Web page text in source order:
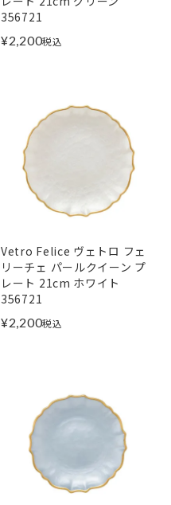
356721
¥2,200税込
Vetro Felice ヴェトロ フェ
リーチェ パールクイーン プ
レート 21cm ホワイト
356721
¥2,200税込